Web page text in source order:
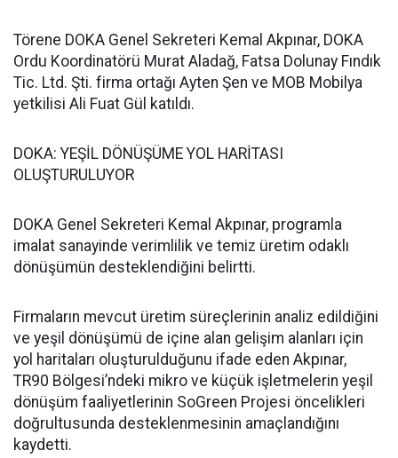
Törene DOKA Genel Sekreteri Kemal Akpınar, DOKA
Ordu Koordinatörü Murat Aladağ, Fatsa Dolunay Fındık
Tic. Ltd. Şti. firma ortağı Ayten Şen ve MOB Mobilya
yetkilisi Ali Fuat Gül katıldı.
DOKA: YEŞİL DÖNÜŞÜME YOL HARİTASI
OLUŞTURULUYOR
DOKA Genel Sekreteri Kemal Akpınar, programla
imalat sanayinde verimlilik ve temiz üretim odaklı
dönüşümün desteklendiğini belirtti.
Firmaların mevcut üretim süreçlerinin analiz edildiğini
ve yeşil dönüşümü de içine alan gelişim alanları için
yol haritaları oluşturulduğunu ifade eden Akpınar,
TR90 Bölgesi’ndeki mikro ve küçük işletmelerin yeşil
dönüşüm faaliyetlerinin SoGreen Projesi öncelikleri
doğrultusunda desteklenmesinin amaçlandığını
kaydetti.